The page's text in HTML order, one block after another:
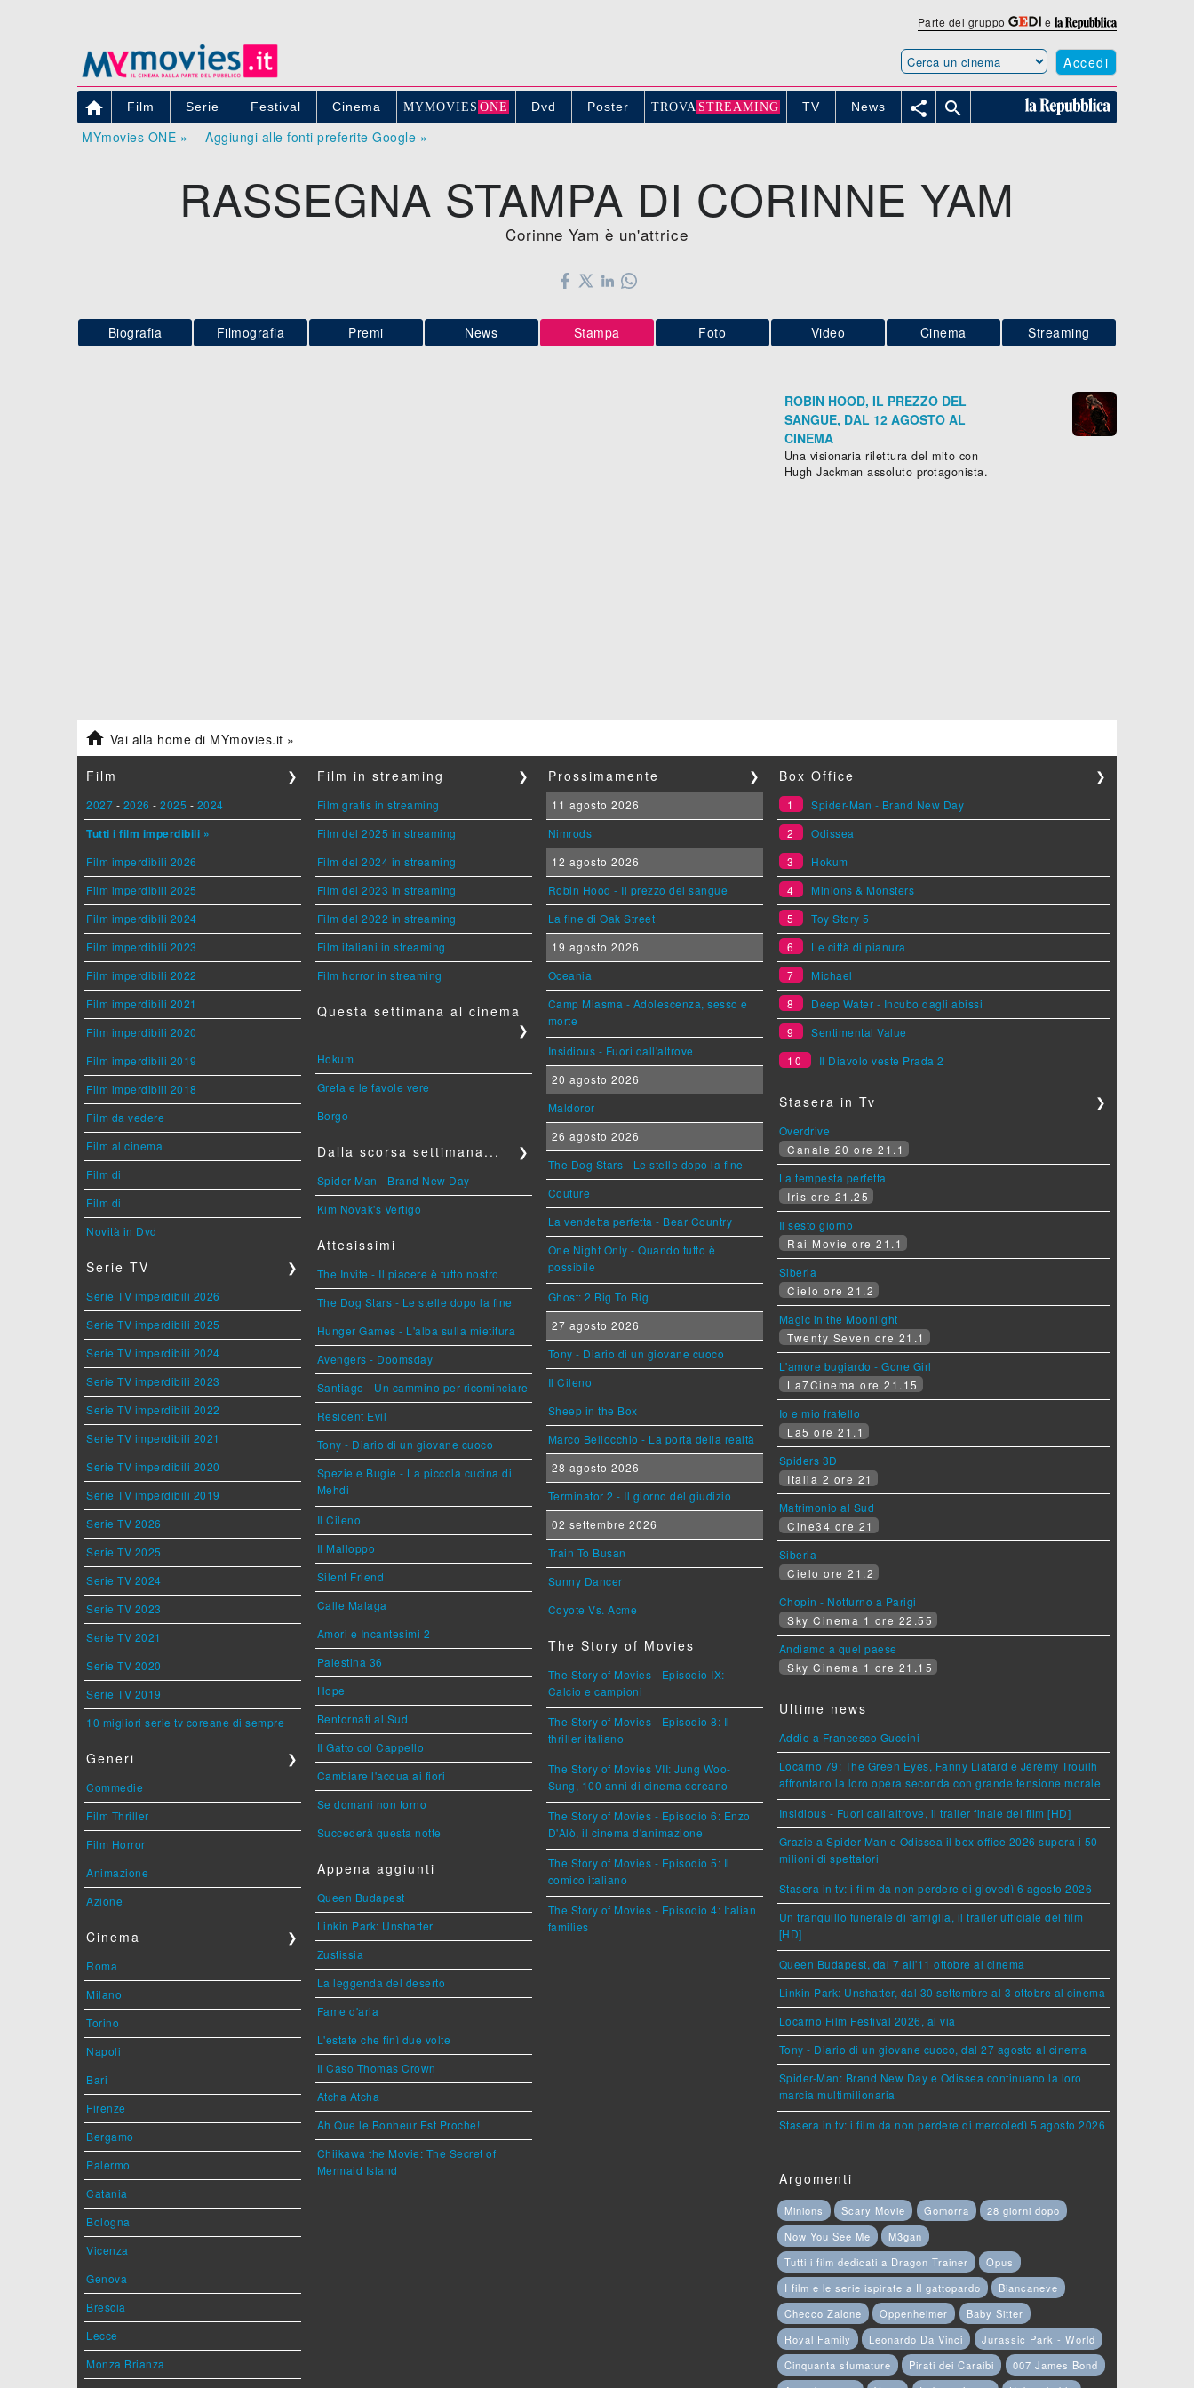
Parte del gruppo e
Accedi
 Film Serie Festival Cinema MYMOVIE S ONE Dvd Poster TROVA STREAMING TV News  
MYmovies ONE » Aggiungi alle fonti preferite Google »
RASSEGNA STAMPA DI CORINNE YAM
Corinne Yam è un'attrice
Biografia Filmografia Premi News Stampa Foto Video Cinema Streaming
ROBIN HOOD, IL PREZZO DEL
SANGUE, DAL 12 AGOSTO AL
CINEMA
Una visionaria rilettura del mito con
Hugh Jackman assoluto protagonista.
 Vai alla home di MYmovies.it »
Film ❯
2027 - 2026 - 2025 - 2024
Tutti i film imperdibili »
Film imperdibili 2026
Film imperdibili 2025
Film imperdibili 2024
Film imperdibili 2023
Film imperdibili 2022
Film imperdibili 2021
Film imperdibili 2020
Film imperdibili 2019
Film imperdibili 2018
Film da vedere
Film al cinema
Film di
Film di
Novità in Dvd
Serie TV ❯
Serie TV imperdibili 2026
Serie TV imperdibili 2025
Serie TV imperdibili 2024
Serie TV imperdibili 2023
Serie TV imperdibili 2022
Serie TV imperdibili 2021
Serie TV imperdibili 2020
Serie TV imperdibili 2019
Serie TV 2026
Serie TV 2025
Serie TV 2024
Serie TV 2023
Serie TV 2021
Serie TV 2020
Serie TV 2019
10 migliori serie tv coreane di sempre
Generi ❯
Commedie
Film Thriller
Film Horror
Animazione
Azione
Cinema ❯
Roma
Milano
Torino
Napoli
Bari
Firenze
Bergamo
Palermo
Catania
Bologna
Vicenza
Genova
Brescia
Lecce
Monza Brianza
Film in streaming ❯
Film gratis in streaming
Film del 2025 in streaming
Film del 2024 in streaming
Film del 2023 in streaming
Film del 2022 in streaming
Film italiani in streaming
Film horror in streaming
Questa settimana al cinema
❯
Hokum
Greta e le favole vere
Borgo
Dalla scorsa settimana... ❯
Spider-Man - Brand New Day
Kim Novak's Vertigo
Attesissimi
The Invite - Il piacere è tutto nostro
The Dog Stars - Le stelle dopo la fine
Hunger Games - L'alba sulla mietitura
Avengers - Doomsday
Santiago - Un cammino per ricominciare
Resident Evil
Tony - Diario di un giovane cuoco
Spezie e Bugie - La piccola cucina di
Mehdi
Il Cileno
Il Malloppo
Silent Friend
Calle Malaga
Amori e Incantesimi 2
Palestina 36
Hope
Bentornati al Sud
Il Gatto col Cappello
Cambiare l'acqua ai fiori
Se domani non torno
Succederà questa notte
Appena aggiunti
Queen Budapest
Linkin Park: Unshatter
Zustissia
La leggenda del deserto
Fame d'aria
L'estate che finì due volte
Il Caso Thomas Crown
Atcha Atcha
Ah Que le Bonheur Est Proche!
Chiikawa the Movie: The Secret of
Mermaid Island
Prossimamente ❯
11 agosto 2026
Nimrods
12 agosto 2026
Robin Hood - Il prezzo del sangue
La fine di Oak Street
19 agosto 2026
Oceania
Camp Miasma - Adolescenza, sesso e
morte
Insidious - Fuori dall'altrove
20 agosto 2026
Maldoror
26 agosto 2026
The Dog Stars - Le stelle dopo la fine
Couture
La vendetta perfetta - Bear Country
One Night Only - Quando tutto è
possibile
Ghost: 2 Big To Rig
27 agosto 2026
Tony - Diario di un giovane cuoco
Il Cileno
Sheep in the Box
Marco Bellocchio - La porta della realtà
28 agosto 2026
Terminator 2 - Il giorno del giudizio
02 settembre 2026
Train To Busan
Sunny Dancer
Coyote Vs. Acme
The Story of Movies
The Story of Movies - Episodio IX:
Calcio e campioni
The Story of Movies - Episodio 8: Il
thriller italiano
The Story of Movies VII: Jung Woo-
Sung, 100 anni di cinema coreano
The Story of Movies - Episodio 6: Enzo
D'Alò, il cinema d'animazione
The Story of Movies - Episodio 5: Il
comico italiano
The Story of Movies - Episodio 4: Italian
families
Box Office ❯
1
Spider-Man - Brand New Day
2
Odissea
3
Hokum
4
Minions & Monsters
5
Toy Story 5
6
Le città di pianura
7
Michael
8
Deep Water - Incubo dagli abissi
9
Sentimental Value
10
Il Diavolo veste Prada 2
Stasera in Tv ❯
Overdrive
Canale 20 ore 21.1
La tempesta perfetta
Iris ore 21.25
Il sesto giorno
Rai Movie ore 21.1
Siberia
Cielo ore 21.2
Magic in the Moonlight
Twenty Seven ore 21.1
L'amore bugiardo - Gone Girl
La7Cinema ore 21.15
Io e mio fratello
La5 ore 21.1
Spiders 3D
Italia 2 ore 21
Matrimonio al Sud
Cine34 ore 21
Siberia
Cielo ore 21.2
Chopin - Notturno a Parigi
Sky Cinema 1 ore 22.55
Andiamo a quel paese
Sky Cinema 1 ore 21.15
Ultime news
Addio a Francesco Guccini
Locarno 79: The Green Eyes, Fanny Liatard e Jérémy Trouilh
affrontano la loro opera seconda con grande tensione morale
Insidious - Fuori dall'altrove, il trailer finale del film [HD]
Grazie a Spider-Man e Odissea il box office 2026 supera i 50
milioni di spettatori
Stasera in tv: i film da non perdere di giovedì 6 agosto 2026
Un tranquillo funerale di famiglia, il trailer ufficiale del film
[HD]
Queen Budapest, dal 7 all'11 ottobre al cinema
Linkin Park: Unshatter, dal 30 settembre al 3 ottobre al cinema
Locarno Film Festival 2026, al via
Tony - Diario di un giovane cuoco, dal 27 agosto al cinema
Spider-Man: Brand New Day e Odissea continuano la loro
marcia multimilionaria
Stasera in tv: i film da non perdere di mercoledì 5 agosto 2026
Argomenti
Minions Scary Movie Gomorra
28 giorni dopo
Now You See Me
M3gan
Tutti i film dedicati a Dragon Trainer
Opus
I film e le serie ispirate a Il gattopardo
Biancaneve
Checco Zalone
Oppenheimer
Baby Sitter
Royal Family
Leonardo Da Vinci
Jurassic Park - World
Cinquanta sfumature
Pirati dei Caraibi
007 James Bond